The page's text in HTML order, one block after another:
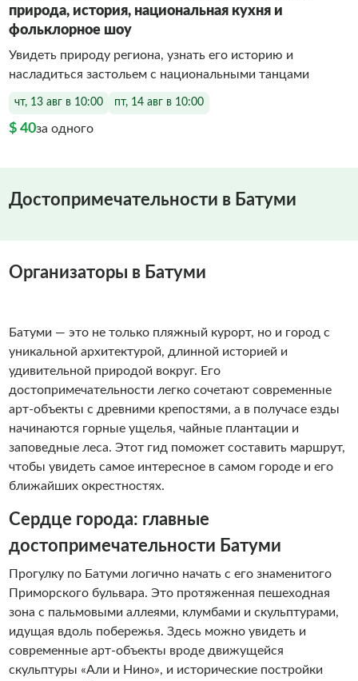
природа, история, национальная кухня и
фольклорное шоу
Увидеть природу региона, узнать его историю и
насладиться застольем с национальными танцами
чт, 13 авг в 10:00 пт, 14 авг в 10:00
$ 40за одного
Достопримечательности в Батуми
Организаторы в Батуми
Батуми — это не только пляжный курорт, но и город с
уникальной архитектурой, длинной историей и
удивительной природой вокруг. Его
достопримечательности легко сочетают современные
арт-объекты с древними крепостями, а в получасе езды
начинаются горные ущелья, чайные плантации и
заповедные леса. Этот гид поможет составить маршрут,
чтобы увидеть самое интересное в самом городе и его
ближайших окрестностях.
Сердце города: главные
достопримечательности Батуми
Прогулку по Батуми логично начать с его знаменитого
Приморского бульвара. Это протяженная пешеходная
зона с пальмовыми аллеями, клумбами и скульптурами,
идущая вдоль побережья. Здесь можно увидеть и
современные арт-объекты вроде движущейся
скульптуры «Али и Нино», и исторические постройки